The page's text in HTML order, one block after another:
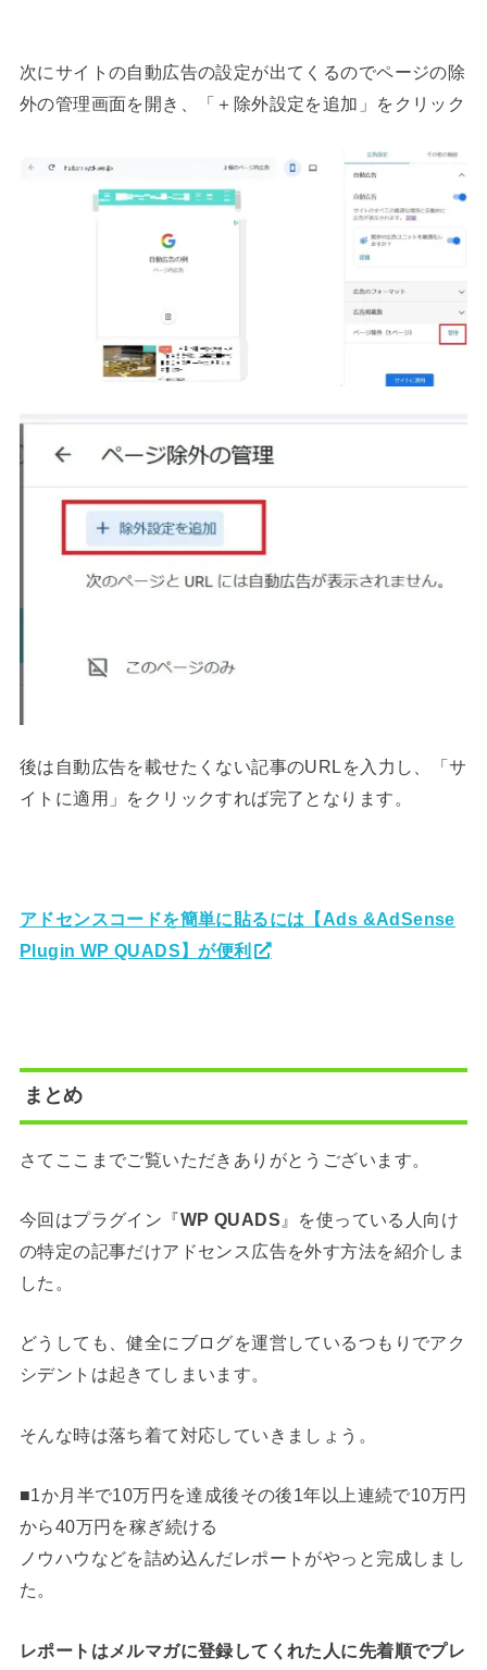
次にサイトの自動広告の設定が出てくるのでページの除
外の管理画面を開き、「＋除外設定を追加」をクリック
後は自動広告を載せたくない記事のURLを入力し、「サ
イトに適用」をクリックすれば完了となります。
アドセンスコードを簡単に貼るには【Ads &AdSense
Plugin WP QUADS】が便利
まとめ
さてここまでご覧いただきありがとうございます。
今回はプラグイン『WP QUADS 』を使っている人向け
の特定の記事だけアドセンス広告を外す方法を紹介しま
した。
どうしても、健全にブログを運営しているつもりでアク
シデントは起きてしまいます。
そんな時は落ち着て対応していきましょう。
■1か月半で10万円を達成後その後1年以上連続で10万円
から40万円を稼ぎ続ける
ノウハウなどを詰め込んだレポートがやっと完成しまし
た。
レポートはメルマガに登録してくれた人に先着順でプレ